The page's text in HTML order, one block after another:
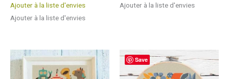
Ajouter à la liste d'envies
Ajouter à la liste d'envies
Ajouter à la liste d'envies
Save